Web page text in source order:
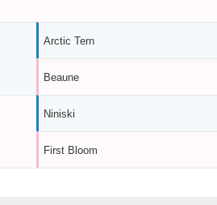
Arctic Tern
Beaune
Niniski
First Bloom